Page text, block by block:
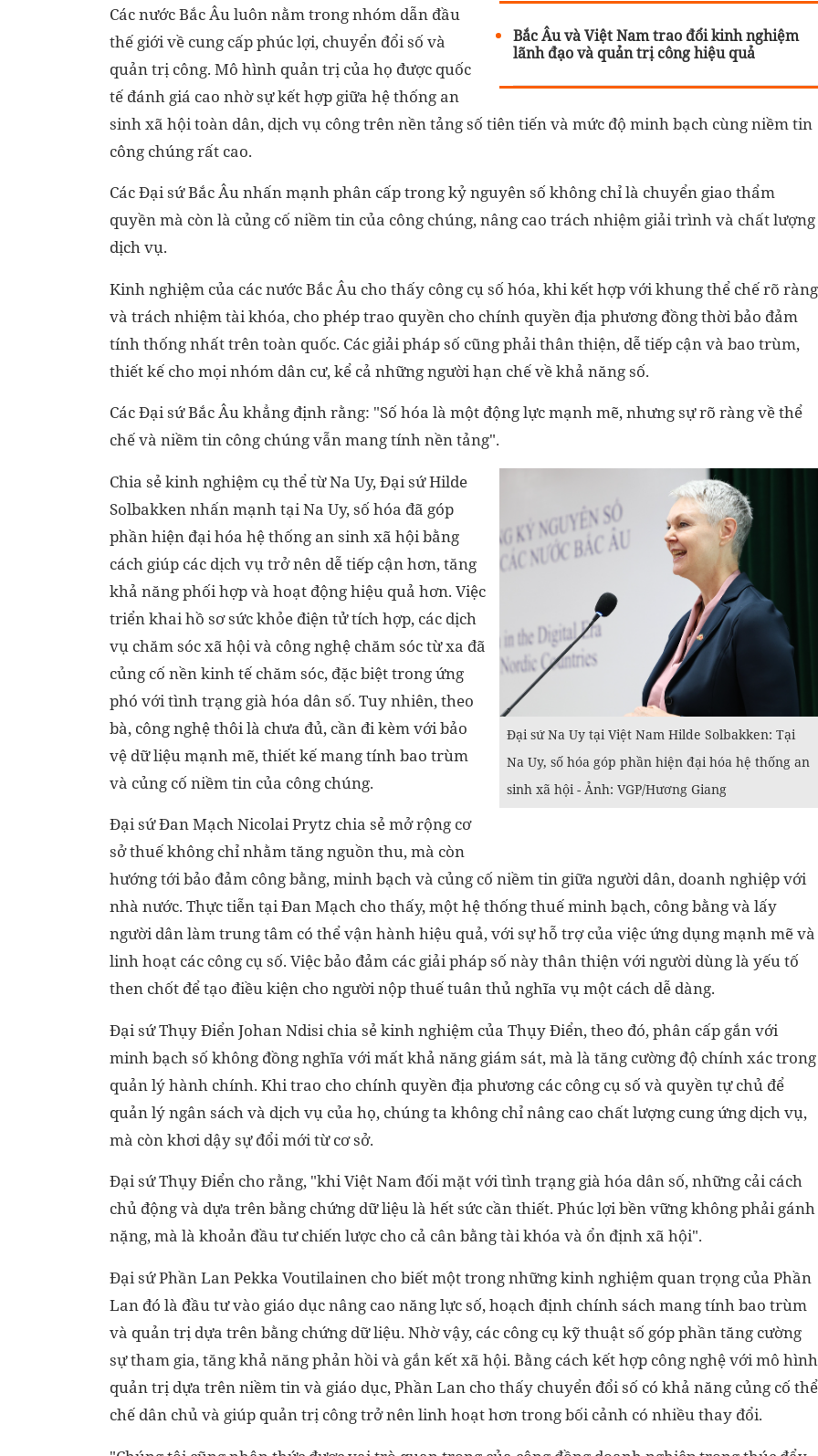
Bắc Âu và Việt Nam trao đổi kinh nghiệm
lãnh đạo và quản trị công hiệu quả
Các nước Bắc Âu luôn nằm trong nhóm dẫn đầu
thế giới về cung cấp phúc lợi, chuyển đổi số và
quản trị công. Mô hình quản trị của họ được quốc
tế đánh giá cao nhờ sự kết hợp giữa hệ thống an
sinh xã hội toàn dân, dịch vụ công trên nền tảng số tiên tiến và mức độ minh bạch cùng niềm tin
công chúng rất cao.
Các Đại sứ Bắc Âu nhấn mạnh phân cấp trong kỷ nguyên số không chỉ là chuyển giao thẩm
quyền mà còn là củng cố niềm tin của công chúng, nâng cao trách nhiệm giải trình và chất lượng
dịch vụ.
Kinh nghiệm của các nước Bắc Âu cho thấy công cụ số hóa, khi kết hợp với khung thể chế rõ ràng
và trách nhiệm tài khóa, cho phép trao quyền cho chính quyền địa phương đồng thời bảo đảm
tính thống nhất trên toàn quốc. Các giải pháp số cũng phải thân thiện, dễ tiếp cận và bao trùm,
thiết kế cho mọi nhóm dân cư, kể cả những người hạn chế về khả năng số.
Các Đại sứ Bắc Âu khẳng định rằng: "Số hóa là một động lực mạnh mẽ, nhưng sự rõ ràng về thể
chế và niềm tin công chúng vẫn mang tính nền tảng".
Đại sứ Na Uy tại Việt Nam Hilde Solbakken: Tại
Na Uy, số hóa góp phần hiện đại hóa hệ thống an
sinh xã hội - Ảnh: VGP/Hương Giang
Chia sẻ kinh nghiệm cụ thể từ Na Uy, Đại sứ Hilde
Solbakken nhấn mạnh tại Na Uy, số hóa đã góp
phần hiện đại hóa hệ thống an sinh xã hội bằng
cách giúp các dịch vụ trở nên dễ tiếp cận hơn, tăng
khả năng phối hợp và hoạt động hiệu quả hơn. Việc
triển khai hồ sơ sức khỏe điện tử tích hợp, các dịch
vụ chăm sóc xã hội và công nghệ chăm sóc từ xa đã
củng cố nền kinh tế chăm sóc, đặc biệt trong ứng
phó với tình trạng già hóa dân số. Tuy nhiên, theo
bà, công nghệ thôi là chưa đủ, cần đi kèm với bảo
vệ dữ liệu mạnh mẽ, thiết kế mang tính bao trùm
và củng cố niềm tin của công chúng.
Đại sứ Đan Mạch Nicolai Prytz chia sẻ mở rộng cơ
sở thuế không chỉ nhằm tăng nguồn thu, mà còn
hướng tới bảo đảm công bằng, minh bạch và củng cố niềm tin giữa người dân, doanh nghiệp với
nhà nước. Thực tiễn tại Đan Mạch cho thấy, một hệ thống thuế minh bạch, công bằng và lấy
người dân làm trung tâm có thể vận hành hiệu quả, với sự hỗ trợ của việc ứng dụng mạnh mẽ và
linh hoạt các công cụ số. Việc bảo đảm các giải pháp số này thân thiện với người dùng là yếu tố
then chốt để tạo điều kiện cho người nộp thuế tuân thủ nghĩa vụ một cách dễ dàng.
Đại sứ Thụy Điển Johan Ndisi chia sẻ kinh nghiệm của Thụy Điển, theo đó, phân cấp gắn với
minh bạch số không đồng nghĩa với mất khả năng giám sát, mà là tăng cường độ chính xác trong
quản lý hành chính. Khi trao cho chính quyền địa phương các công cụ số và quyền tự chủ để
quản lý ngân sách và dịch vụ của họ, chúng ta không chỉ nâng cao chất lượng cung ứng dịch vụ,
mà còn khơi dậy sự đổi mới từ cơ sở.
Đại sứ Thụy Điển cho rằng, "khi Việt Nam đối mặt với tình trạng già hóa dân số, những cải cách
chủ động và dựa trên bằng chứng dữ liệu là hết sức cần thiết. Phúc lợi bền vững không phải gánh
nặng, mà là khoản đầu tư chiến lược cho cả cân bằng tài khóa và ổn định xã hội".
Đại sứ Phần Lan Pekka Voutilainen cho biết một trong những kinh nghiệm quan trọng của Phần
Lan đó là đầu tư vào giáo dục nâng cao năng lực số, hoạch định chính sách mang tính bao trùm
và quản trị dựa trên bằng chứng dữ liệu. Nhờ vậy, các công cụ kỹ thuật số góp phần tăng cường
sự tham gia, tăng khả năng phản hồi và gắn kết xã hội. Bằng cách kết hợp công nghệ với mô hình
quản trị dựa trên niềm tin và giáo dục, Phần Lan cho thấy chuyển đổi số có khả năng củng cố thể
chế dân chủ và giúp quản trị công trở nên linh hoạt hơn trong bối cảnh có nhiều thay đổi.